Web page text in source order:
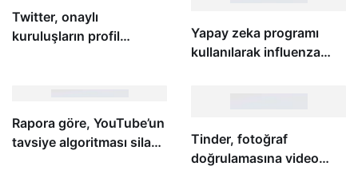
Twitter, onaylı
kuruluşların profil
Yapay zeka programı
kullanılarak influenza
ilaç hedefi belirlendi
Rapora göre, YouTube’un
tavsiye algoritması silah
Tinder, fotoğraf
doğrulamasına video